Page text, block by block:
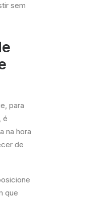
sem
para
é
na hora
de
que